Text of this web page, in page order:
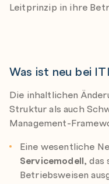
Leitprinzip in ihre
Was ist neu bei
Die inhaltlichen
Struktur als auch
Management-
Eine wesentliche
Servicemodell, das
Betriebsweisen